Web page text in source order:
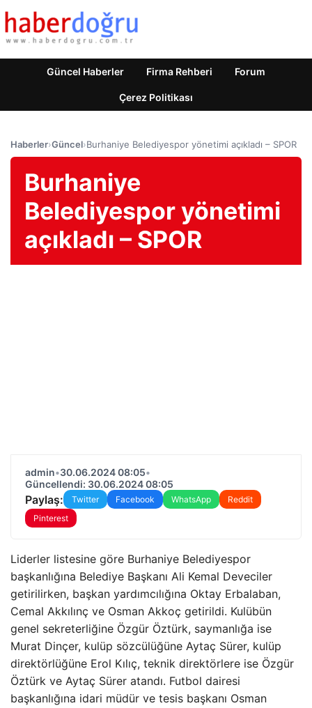
Güncel Haberler Firma Rehberi Forum
Çerez Politikası
Haberler›Güncel›Burhaniye Belediyespor yönetimi açıkladı – SPOR
Burhaniye
Belediyespor yönetimi
açıkladı – SPOR
admin•30.06.2024 08:05•
Güncellendi: 30.06.2024 08:05
Paylaş: Twitter Facebook WhatsApp
Reddit
Pinterest
Liderler listesine göre Burhaniye Belediyespor
başkanlığına Belediye Başkanı Ali Kemal Deveciler
getirilirken, başkan yardımcılığına Oktay Erbalaban,
Cemal Akkılınç ve Osman Akkoç getirildi. Kulübün
genel sekreterliğine Özgür Öztürk, saymanlığa ise
Murat Dinçer, kulüp sözcülüğüne Aytaç Sürer, kulüp
direktörlüğüne Erol Kılıç, teknik direktörlere ise Özgür
Öztürk ve Aytaç Sürer atandı. Futbol dairesi
başkanlığına idari müdür ve tesis başkanı Osman